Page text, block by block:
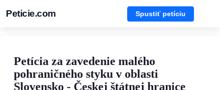
Peticie.com Spustiť petíciu
Petícia za zavedenie malého
pohraničného styku v oblasti
Slovensko - Českej štátnej hranice